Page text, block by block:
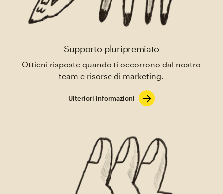
Supporto pluripremiato
Ottieni risposte quando ti occorrono dal nostro
team e risorse di marketing.
Ulteriori informazioni